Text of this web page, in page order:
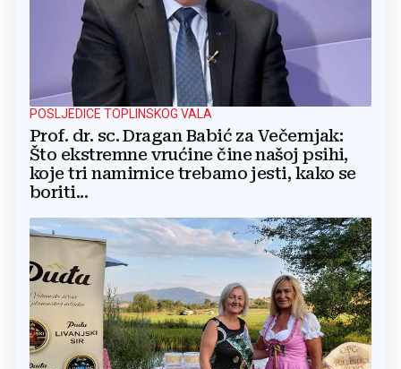
POSLJEDICE TOPLINSKOG VALA
Prof. dr. sc. Dragan Babić za Večernjak:
Što ekstremne vrućine čine našoj psihi,
koje tri namirnice trebamo jesti, kako se
boriti...